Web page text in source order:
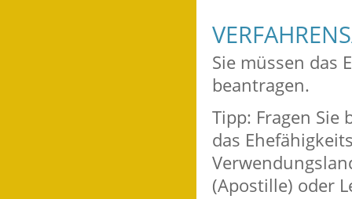
Sie müssen das
beantragen.
Tipp: Fragen Sie
das
(Apostille) oder